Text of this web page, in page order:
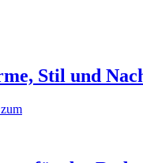
Stil und